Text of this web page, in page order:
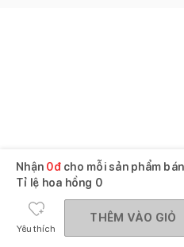
Nhận 0đcho mỗi sản phẩm
Tỉ lệ hoa hồng 0
Yêu thích
THÊM VÀO GIỎ